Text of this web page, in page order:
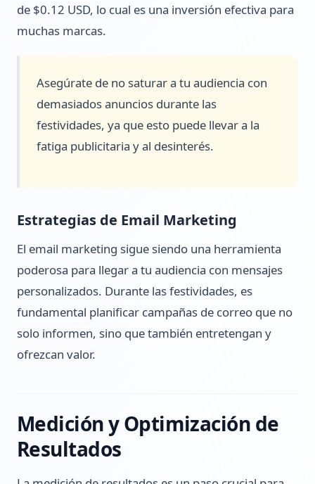
de $0.12 USD, lo cual es una inversión efectiva para
muchas marcas.
Asegúrate de no saturar a tu audiencia con
demasiados anuncios durante las
festividades, ya que esto puede llevar a la
fatiga publicitaria y al desinterés.
Estrategias de Email Marketing
El email marketing sigue siendo una herramienta
poderosa para llegar a tu audiencia con mensajes
personalizados. Durante las festividades, es
fundamental planificar campañas de correo que no
solo informen, sino que también entretengan y
ofrezcan valor.
Medición y Optimización de
Resultados